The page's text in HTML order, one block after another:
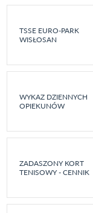
TSSE EURO-PARK
WISŁOSAN
WYKAZ DZIENNYCH
OPIEKUNÓW
ZADASZONY KORT
TENISOWY - CENNIK